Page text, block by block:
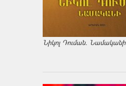
Նիկոլ Դուման. Նամականի